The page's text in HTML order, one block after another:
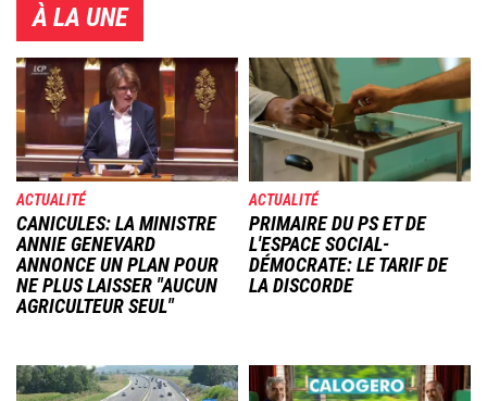
À LA UNE
Image
ACTUALITÉ
CANICULES: LA MINISTRE
ANNIE GENEVARD
ANNONCE UN PLAN POUR
NE PLUS LAISSER "AUCUN
AGRICULTEUR SEUL"
Image
ACTUALITÉ
PRIMAIRE DU PS ET DE
L'ESPACE SOCIAL-
DÉMOCRATE: LE TARIF DE
LA DISCORDE
Image Image